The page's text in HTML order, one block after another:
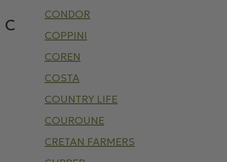
C
CONDOR
COPPINI
COREN
COSTA
COUNTRY LIFE
COUROUNE
CRETAN FARMERS